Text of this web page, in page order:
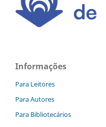
Informações
Para Leitores
Para Autores
Para Bibliotecários